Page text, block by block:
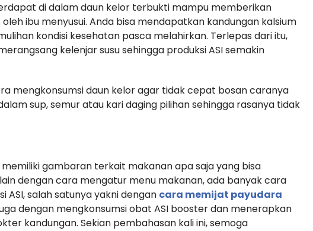
di dalam daun kelor terbukti mampu memberikan
ibu menyusui. Anda bisa mendapatkan kandungan kalsium
kondisi kesehatan pasca melahirkan. Terlepas dari itu,
kelenjar susu sehingga produksi ASI semakin
mengkonsumsi daun kelor agar tidak cepat bosan caranya
sup, semur atau kari daging pilihan sehingga rasanya tidak
gambaran terkait makanan apa saja yang bisa
dengan cara mengatur menu makanan, ada banyak cara
ASI, salah satunya yakni dengan cara memijat payudara
dengan mengkonsumsi obat ASI booster dan menerapkan
kandungan. Sekian pembahasan kali ini, semoga